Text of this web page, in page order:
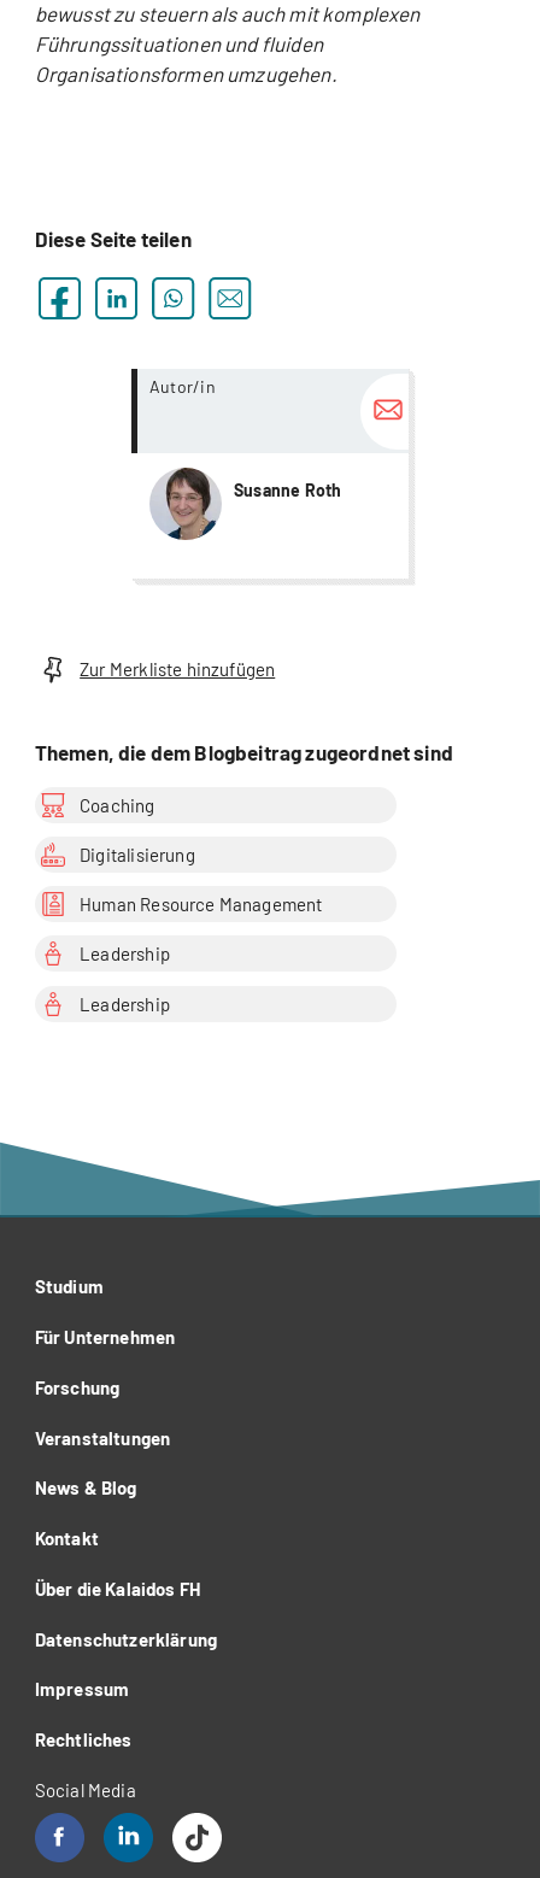
bewusst zu steuern als auch mit komplexen
Führungssituationen und fluiden
Organisationsformen umzugehen.
Diese Seite teilen
Autor/in
Susanne Roth
more...
Zur Merkliste hinzufügen
Themen, die dem Blogbeitrag zugeordnet sind
Coaching
Digitalisierung
Human Resource Management
Leadership
Leadership
Studium
Für Unternehmen
Forschung
Veranstaltungen
News & Blog
Kontakt
Über die Kalaidos FH
Datenschutzerklärung
Impressum
Rechtliches
Social Media